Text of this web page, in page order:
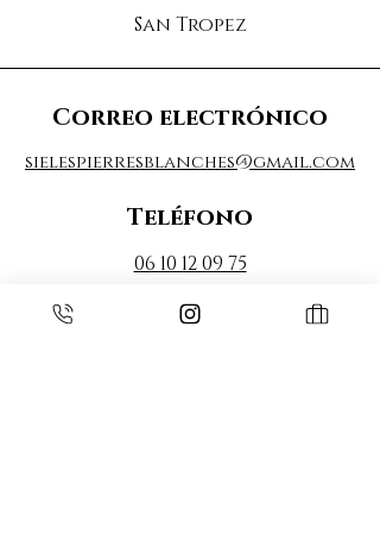
San Tropez
Correo electrónico
sielespierresblanches@gmail.com
Teléfono
06 10 12 09 75